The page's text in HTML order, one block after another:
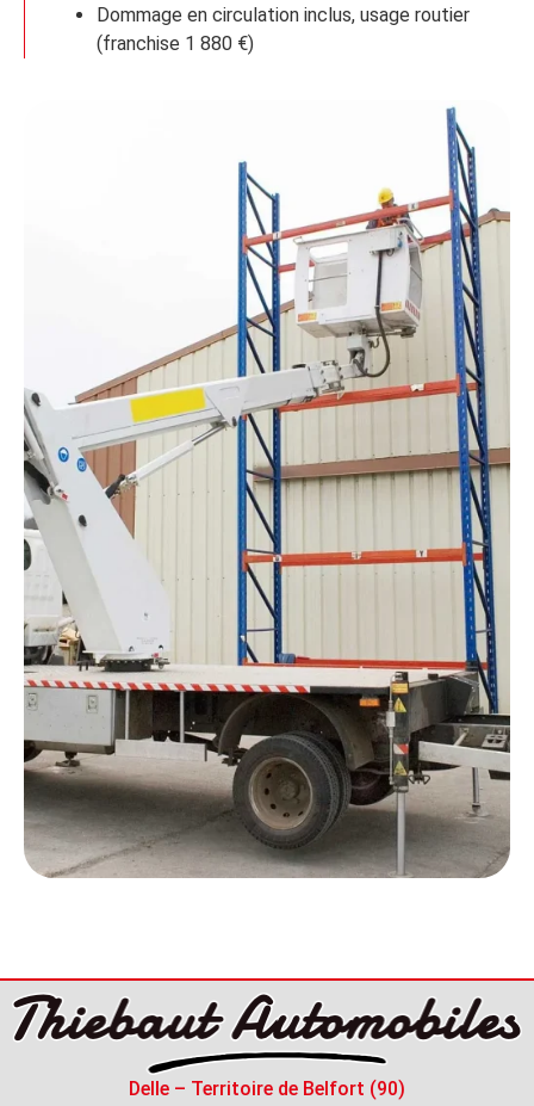
Dommage en circulation inclus, usage routier
(franchise 1 880 €)
Delle – Territoire de Belfort (90)